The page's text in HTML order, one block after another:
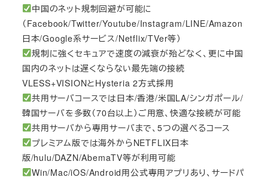
中国のネット規制回避が可能に
（Facebook/Twitter/Youtube/Instagram/LINE/Amazon
日本/Google系サービス/Netflix/TVer等）
規制に強くセキュアで速度の減衰が殆どなく、更に中国
国内のネットは遅くならない最先端の接続
VLESS+VISIONとHysteria 2方式採用
共用サーバコースでは日本/香港/米国LA/シンガポール/
韓国サーバを多数（70台以上）ご用意、快適な接続が可能
共用サーバから専用サーバまで、5つの選べるコース
プレミアム版では海外からNETFLIX日本
版/hulu/DAZN/AbemaTV等が利用可能
Win/Mac/iOS/Android用公式専用アプリあり、サードパ